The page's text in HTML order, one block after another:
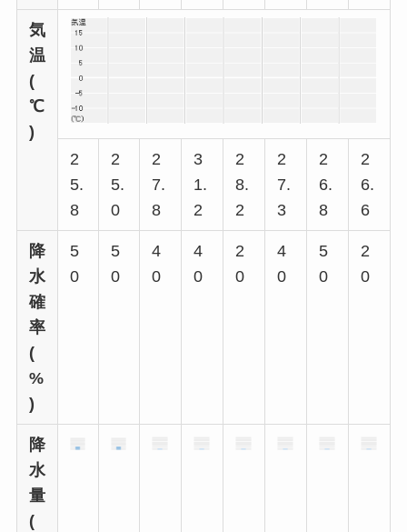
気
温
(
℃
)
2
5.
8
2
5.
0
2
7.
8
3
1.
2
2
8.
2
2
7.
3
2
6.
8
2
6.
6
降
水
確
率
(
%
)
5
0
5
0
4
0
4
0
2
0
4
0
5
0
2
0
降
水
量
(